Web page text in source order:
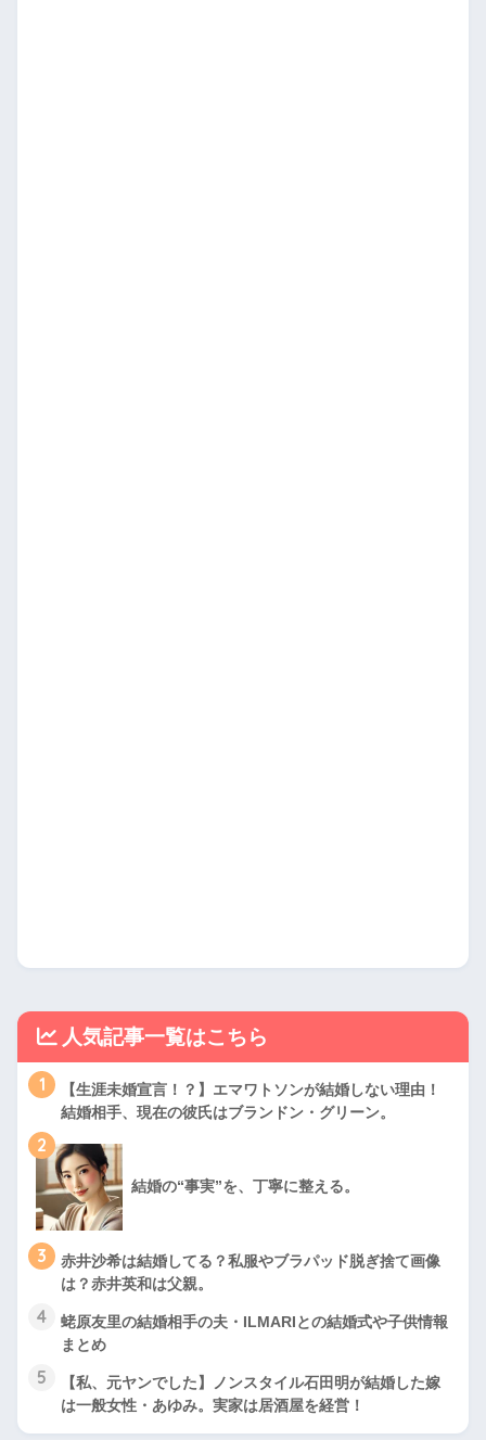
人気記事一覧はこちら
1
【生涯未婚宣言！？】エマワトソンが結婚しない理由！
結婚相手、現在の彼氏はブランドン・グリーン。
2
結婚の“事実”を、丁寧に整える。
3
赤井沙希は結婚してる？私服やブラパッド脱ぎ捨て画像
は？赤井英和は父親。
4
蛯原友里の結婚相手の夫・ILMARIとの結婚式や子供情報
まとめ
5
【私、元ヤンでした】ノンスタイル石田明が結婚した嫁
は一般女性・あゆみ。実家は居酒屋を経営！